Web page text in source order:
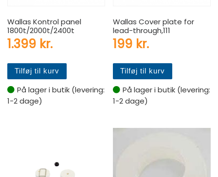
Wallas Kontrol panel
1800t/2000t/2400t
1.399 kr.
Tilføj til kurv
På lager i butik (levering:
1-2 dage)
Wallas Cover plate for
lead-through,111
199 kr.
Tilføj til kurv
På lager i butik (levering:
1-2 dage)